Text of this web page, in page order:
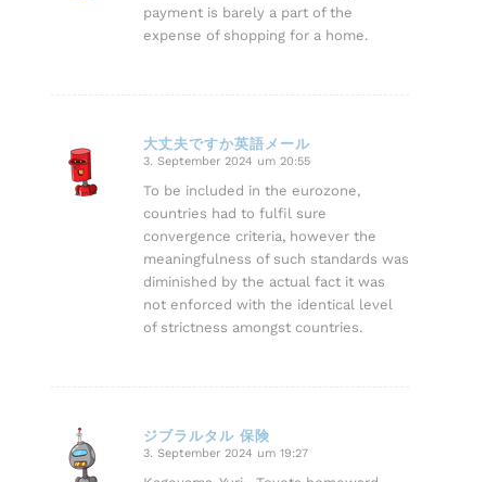
payment is barely a part of the
expense of shopping for a home.
大丈夫ですか英語メール
sagte:
3. September 2024 um 20:55
To be included in the eurozone,
countries had to fulfil sure
convergence criteria, however the
meaningfulness of such standards was
diminished by the actual fact it was
not enforced with the identical level
of strictness amongst countries.
ジブラルタル 保険
sagte:
3. September 2024 um 19:27